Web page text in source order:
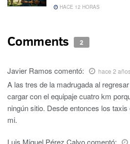
HACE 12 HORAS
Comments 2
Javier Ramos comentó: hace 2
A las tres de la madrugada al
cargar con el equipaje cuatro km
ningún sitio. Desde entonces los
mi.
Luis Miguel Pérez Calvocomentó: